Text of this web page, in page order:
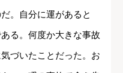
。自分に運があると
る。何度か大きな事故
づいたことだった。お